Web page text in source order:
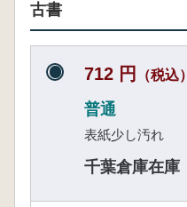
古書
712 円 （税込）
普通
表紙少し汚れ
千葉倉庫在庫